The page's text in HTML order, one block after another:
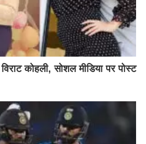
कोहली, सोशल मीडिया पर पोस्ट